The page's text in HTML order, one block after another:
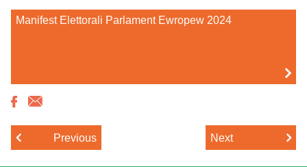
Manifest Elettorali Parlament Ewropew 2024
Previous Next